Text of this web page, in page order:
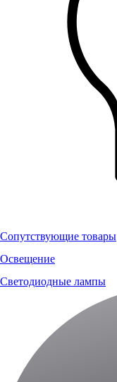
Сопутствующие товары
Освещение
Светодиодные лампы